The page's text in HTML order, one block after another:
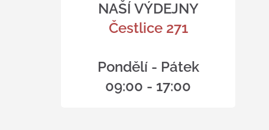
NAŠÍ VÝDEJNY
Čestlice 271
Pondělí - Pátek
09:00 - 17:00